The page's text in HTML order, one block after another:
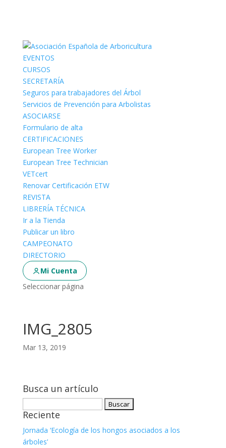
EVENTOS
CURSOS
SECRETARÍA
Seguros para trabajadores del Árbol
Servicios de Prevención para Arbolistas
ASOCIARSE
Formulario de alta
CERTIFICACIONES
European Tree Worker
European Tree Technician
VETcert
Renovar Certificación ETW
REVISTA
LIBRERÍA TÉCNICA
Ir a la Tienda
Publicar un libro
CAMPEONATO
DIRECTORIO
Mi Cuenta
Seleccionar página
IMG_2805
Mar 13, 2019
Busca un artículo
Reciente
Jornada ‘Ecología de los hongos asociados a los
árboles’